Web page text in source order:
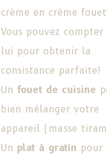
crème en crème
Vous pouvez compter
lui pour obtenir la
consistance parfaite!
Un fouet de cuisine
bien mélanger votre
appareil (masse
Un plat à gratin pour